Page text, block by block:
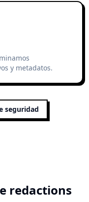
y metadatos.
seguridad
redactions